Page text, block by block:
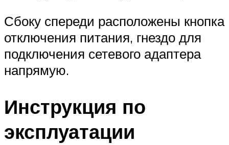
Сбоку спереди расположены кнопка
отключения питания, гнездо для
подключения сетевого адаптера
напрямую.
Инструкция по
эксплуатации